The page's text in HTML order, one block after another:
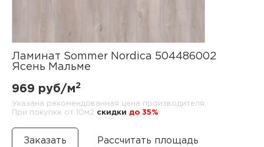
Ламинат Sommer Nordica 504486002
Ясень Мальме
969 руб/м2
Указана рекомендованная цена производителя.
При покупке от 10м2 cкидки до 35%
Рассчитать площадь